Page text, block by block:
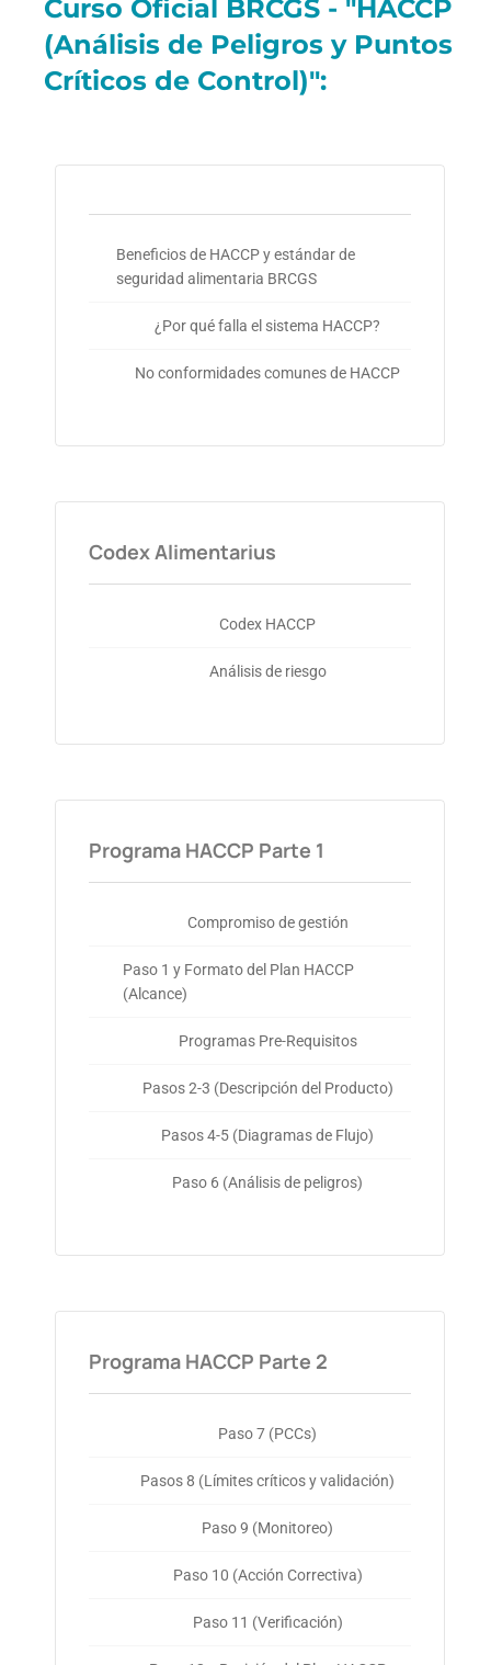
Curso Oficial BRCGS - "HACCP
(Análisis de Peligros y Puntos
Críticos de Control)":
Beneficios de HACCP y estándar de
seguridad alimentaria BRCGS
¿Por qué falla el sistema HACCP?
No conformidades comunes de HACCP
Codex Alimentarius
Codex HACCP
Análisis de riesgo
Programa HACCP Parte 1
Compromiso de gestión
Paso 1 y Formato del Plan HACCP
(Alcance)
Programas Pre-Requisitos
Pasos 2-3 (Descripción del Producto)
Pasos 4-5 (Diagramas de Flujo)
Paso 6 (Análisis de peligros)
Programa HACCP Parte 2
Paso 7 (PCCs)
Pasos 8 (Límites críticos y validación)
Paso 9 (Monitoreo)
Paso 10 (Acción Correctiva)
Paso 11 (Verificación)